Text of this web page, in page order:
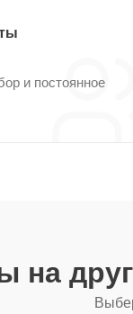
и постоянное
на